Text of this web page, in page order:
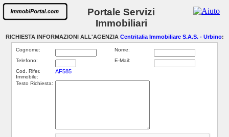
Portale Servizi
Immobiliari
RICHIESTA INFORMAZIONI ALL'AGENZIA Centritalia Immobiliare S.A.S. - Urbino:
Cognome:
Nome:
Telefono:
E-Mail:
Cod. Rifer.
Immobile:
AF585
Testo Richiesta: